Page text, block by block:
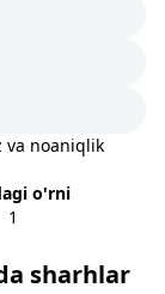
va noaniqlik
o'rni
1
sharhlar